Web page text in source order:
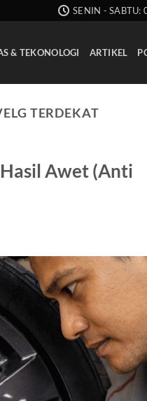
SENIN -
& TEKONOLOGI ARTIKEL
TERDEKAT
Awet (Anti